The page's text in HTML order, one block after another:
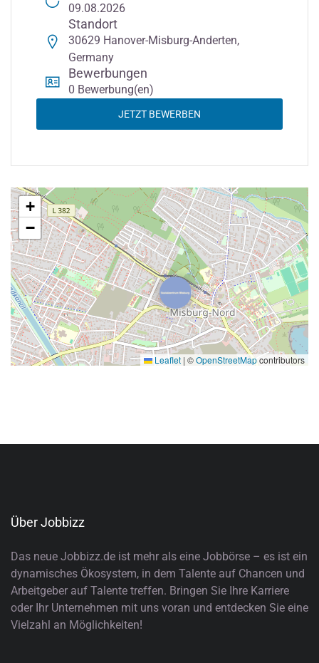
09.08.2026
Standort
30629 Hanover-Misburg-Anderten,
Germany
Bewerbungen
0 Bewerbung(en)
JETZT BEWERBEN
+
−
Leaflet | ©OpenStreetMapcontributors
Über Jobbizz
Das neue Jobbizz.de ist mehr als eine Jobbörse – es ist ein
dynamisches Ökosystem, in dem Talente auf Chancen und
Arbeitgeber auf Talente treffen. Bringen Sie Ihre Karriere
oder Ihr Unternehmen mit uns voran und entdecken Sie eine
Vielzahl an Möglichkeiten!